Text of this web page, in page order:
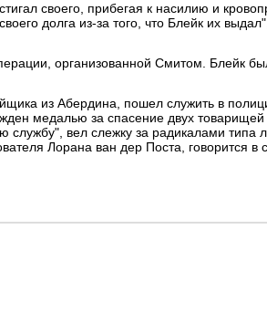
своего, прибегая к насилию и
долга из-за того, что Блейк их
организованной Смитом. Блейк
из Абердина, пошел служить в
медалью за спасение двух
вел слежку за радикалами типа
Лорана ван дер Поста, говорится в